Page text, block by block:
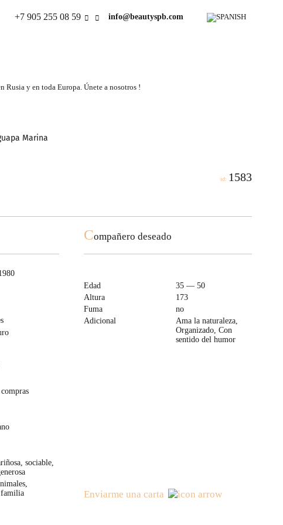
+7 905 255 08 59 info@beautyspb.com
Rusia y en toda Europa. Únete a nosotros !
Marina
id: 1583
sociable,
familia
Compañero deseado
Edad
35 — 50
Altura
173
Fuma
no
Adicional
Ama la naturaleza,
Organizado, Con
sentido del humor
Enviarme una carta